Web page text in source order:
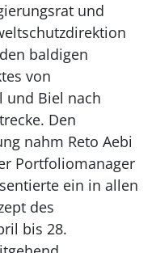
und
baldigen
von
und Biel nach
Den
nahm Reto Aebi
Portfoliomanager
ein in allen
des
bis 28.